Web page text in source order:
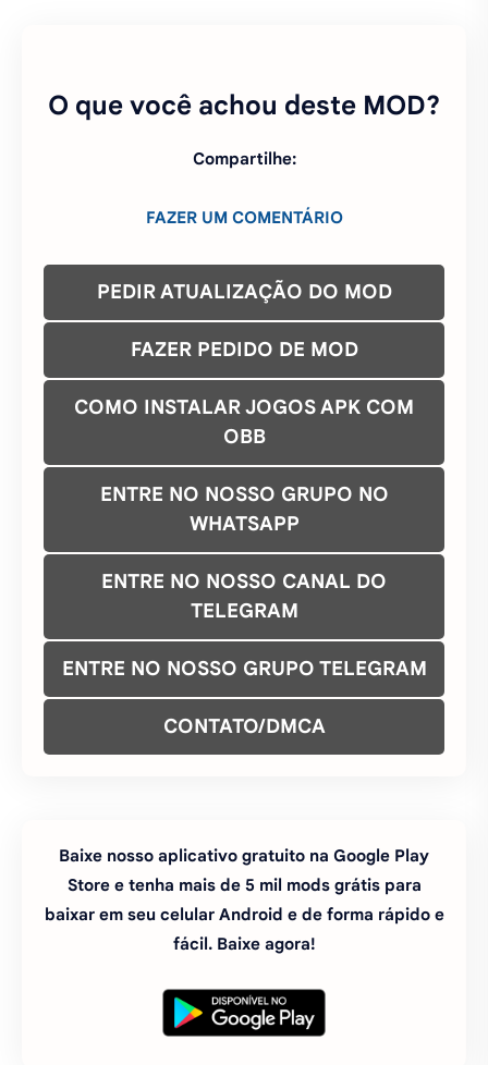
O que você achou deste MOD?
Compartilhe:
FAZER UM COMENTÁRIO
PEDIR ATUALIZAÇÃO DO MOD
FAZER PEDIDO DE MOD
COMO INSTALAR JOGOS APK COM
OBB
ENTRE NO NOSSO GRUPO NO
WHATSAPP
ENTRE NO NOSSO CANAL DO
TELEGRAM
ENTRE NO NOSSO GRUPO TELEGRAM
CONTATO/DMCA
Baixe nosso aplicativo gratuito na Google Play
Store e tenha mais de 5 mil mods grátis para
baixar em seu celular Android e de forma rápido e
fácil. Baixe agora!